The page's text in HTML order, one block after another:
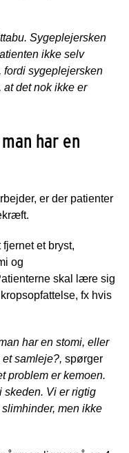
Sygeplejersken
ikke selv
fordi sygeplejersken
det nok ikke er
har en
er der patienter
et bryst,
og
skal lære sig
fx hvis
har en stomi, eller
samleje?, spørger
problem er kemoen.
skeden. Vi er rigtig
men ikke